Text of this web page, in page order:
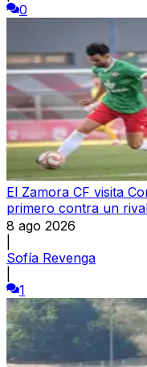
0
El Zamora CF visita
primero contra un
8 ago 2026
Sofía Revenga
1